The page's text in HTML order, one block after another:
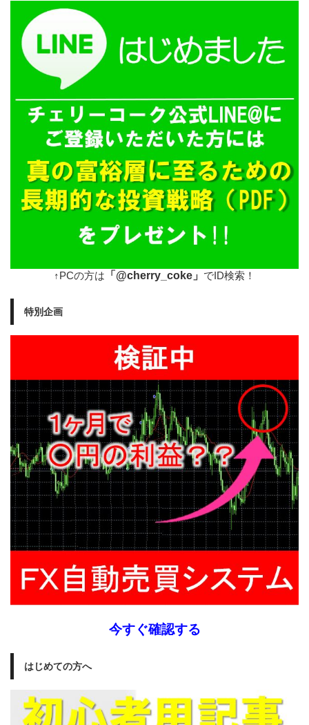
↑PCの方は 「@cherry_coke」 でID検索！
特別企画
今すぐ確認する
はじめての方へ